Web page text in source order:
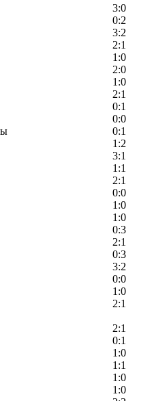
3:0
0:2
3:2
2:1
1:0
2:0
1:0
2:1
0:1
0:0
0:1
1:2
3:1
1:1
2:1
0:0
1:0
1:0
0:3
2:1
0:3
3:2
0:0
1:0
2:1
2:1
0:1
1:0
1:1
1:0
1:0